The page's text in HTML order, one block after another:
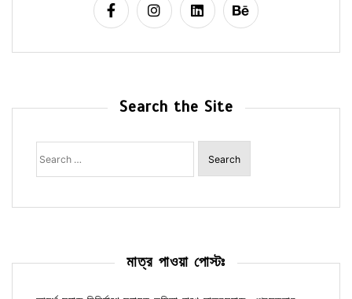
Search the Site
Search
for:
মাত্র পাওয়া পোস্টঃ